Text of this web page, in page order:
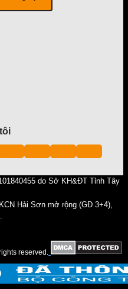
do Sở KH&ĐT Tỉnh Tây
Hải Sơn mở rộng (GĐ 3+4),
reserved.